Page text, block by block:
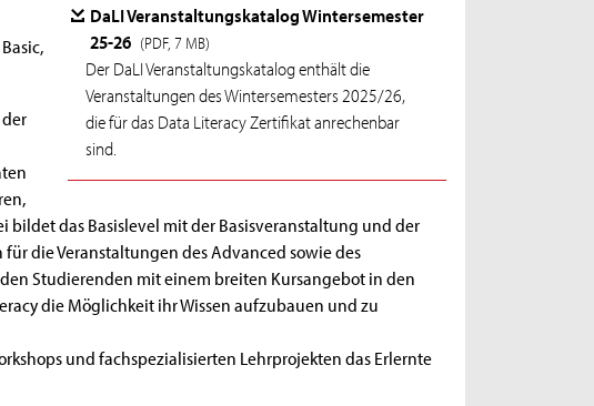
DaLI Veranstaltungskatalog Wintersemester
25-26 (PDF, 7 MB)
Der DaLI Veranstaltungskatalog enthält die
Veranstaltungen des Wintersemesters 2025/26,
die für das Data Literacy Zertifikat anrechenbar
sind.
das Basislevel mit der Basisveranstaltung und der
die Veranstaltungen des Advanced sowie des
Studierenden mit einem breiten Kursangebot in den
die Möglichkeit ihr Wissen aufzubauen und zu
und fachspezialisierten Lehrprojekten das Erlernte